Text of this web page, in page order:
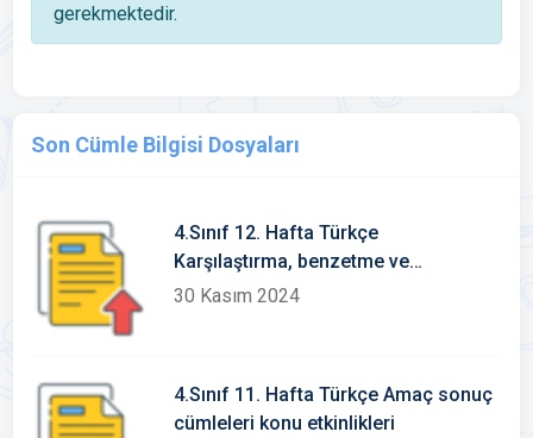
gerekmektedir.
Son Cümle Bilgisi Dosyaları
4.Sınıf 12. Hafta Türkçe
Karşılaştırma, benzetme ve
örneklendirme cümleleri konu
30 Kasım 2024
4.Sınıf 11. Hafta Türkçe Amaç sonuç
cümleleri konu etkinlikleri